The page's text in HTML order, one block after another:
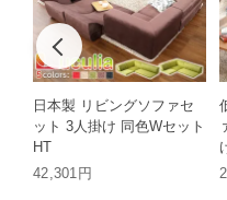
日本製 リビングソファセ
ット 3人掛け 同色Wセット
HT
42,301円